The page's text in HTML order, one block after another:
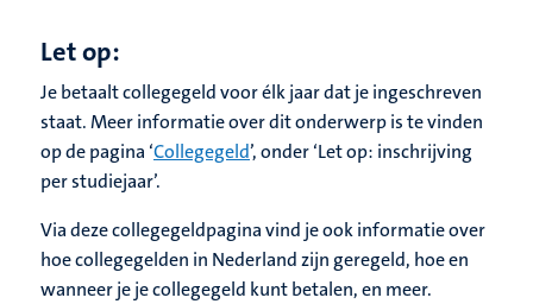
Let op:
Je betaalt collegegeld voor élk jaar dat je ingeschreven
staat. Meer informatie over dit onderwerp is te vinden
op de pagina ‘Collegegeld’, onder ‘Let op: inschrijving
per studiejaar’.
Via deze collegegeldpagina vind je ook informatie over
hoe collegegelden in Nederland zijn geregeld, hoe en
wanneer je je collegegeld kunt betalen, en meer.